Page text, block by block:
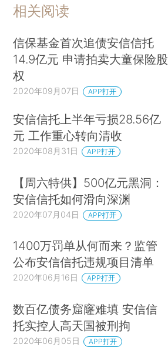
相关阅读
信保基金首次追债安信信托
14.9亿元 申请拍卖大童保险股
权
2020年09月07日 APP打开
安信信托上半年亏损28.56亿
元 工作重心转向清收
2020年08月31日 APP打开
【周六特供】500亿元黑洞：
安信信托如何滑向深渊
2020年07月04日 APP打开
1400万罚单从何而来？监管
公布安信信托违规项目清单
2020年06月16日 APP打开
数百亿债务窟窿难填 安信信
托实控人高天国被刑拘
2020年06月05日 APP打开